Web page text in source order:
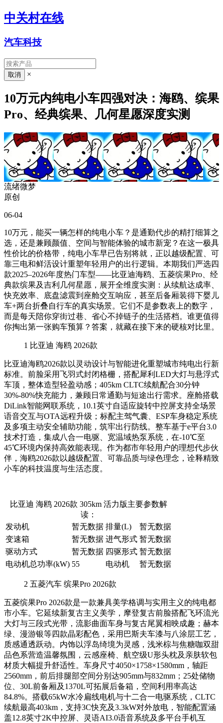
中关村在线
汽车科技
×
10万元内纯电小车四强对决：海鸥、缤果
Pro、经典缤果、几何星愿深度实测
流绪微梦
原创
06-04
10万元，能买一辆怎样的纯电小车？是通勤代步的精打细算之
选，还是兼顾颜值、空间与智能体验的城市新宠？在这一极具
性价比的价格带，纯电小车早已告别将就，正以越级配置、可
靠三电和鲜活设计重塑年轻用户的出行逻辑。本期我们严选四
款2025–2026年度热门车型——比亚迪海鸥、五菱缤果Pro、经
典款缤果及吉利几何星愿，展开全维度实测：从续航达成率、
快充效率、底盘滤震到座舱交互响应，甚至后备厢装得下婴儿
车+两台折叠自行车的真实场景。它们不是参数表上的数字，
而是每天陪你穿街过巷、省心不掉链子的生活搭档。谁更值得
你掏出第一张购车预算？答案，就藏在接下来的硬核对比里。
1 比亚迪 海鸥 2026款
比亚迪海鸥2026款以灵动设计与智能进化重塑城市纯电出行新
标准。前脸采用飞羽式封闭格栅，搭配犀利LED大灯与悬浮式
车顶，整体造型轻盈动感；405km CLTC续航配合30分钟
30%-80%快充能力，兼顾日常通勤与短途出行需求。座舱搭载
DiLink智能网联系统，10.1英寸自适应旋转中控屏支持全场景
语音交互与OTA远程升级；标配主驾气囊、ESP车身稳定系统
及多项主动安全辅助功能，筑牢出行防线。整车基于e平台3.0
技术打造，集成八合一电驱、宽温域热泵系统，在-10℃至
45℃环境内保持高效能表现。作为都市年轻用户的理想代步伙
伴，海鸥2026款以越级配置、可靠品质与绿色理念，诠释精致
小车的科技温度与生活态度。
比亚迪 海鸥 2026款 305km 活力版主要参数解
读：
发动机
暂无数据 排量(L)
暂无数据
变速箱
暂无数据 进气形式 暂无数据
驱动方式
暂无数据 四驱形式 暂无数据
电动机总功率(kW) 55 电动机 暂无数据
2 五菱汽车 缤果Pro 2026款
五菱缤果Pro 2026款是一款兼具美学格调与实用主义的纯电都
市小车。它延续新复古主义美学，摩登复古前脸搭配飞环流光
大灯与三段式光带，流影曲面车身与复古尾翼相映成趣；赫本
绿、漫游银等四款晶彩配色，采用巴斯夫车漆与八涂层工艺，
质感通透跃动。内饰以浮岛绮境为灵感，浅米棕与焦糖咖双甜
品色系营造温馨氛围，云感座椅、航空级U形头枕及亲肤软包
材质大幅提升舒适性。车身尺寸4050×1758×1580mm，轴距
2560mm，前后排腿部空间分别达905mm与832mm；25处储物
位、30L前备厢及1370L可拓展后备箱，空间利用率高达
84.8%。搭载65kW水冷扁线电机与十二合一电驱系统，CLTC
续航最高403km，支持3C快充及3.3kW对外放电，智能配置涵
盖12.8英寸2K中控屏、灵语AI3.0语音系统及多平台手机互